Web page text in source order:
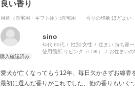
良い香り
用途（自宅用・ギフト用） :自宅用 香りの印象:ほどよい
sino
年代:60代 性別:女性 住まい:持ち家
使用箇所: リビング（LDK） お住まいの
愛犬が亡くなってもう12年、毎日欠かさずお線香
最初に選んだ香りがこれでした、他の香りもいく